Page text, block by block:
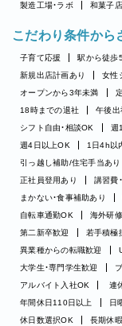
製造工場・ラボ
和菓子店
こだわり条件から
子育て応援 駅から徒歩
新規出店計画あり
女性
オープンから3年未満
18時までの退社
午後出
シフト自由・相談OK
週
週4日以上OK
1日4h以
引っ越し補助/住宅手当あり
正社員登用あり
講習費
まかない・食事補助あり
自転車通勤OK
海外研
第二新卒歓迎
若手積極
異業種からの転職歓迎
大学生・専門学生歓迎
アルバイト入社OK
連
年間休日110日以上
日
休日数選択OK
長期休